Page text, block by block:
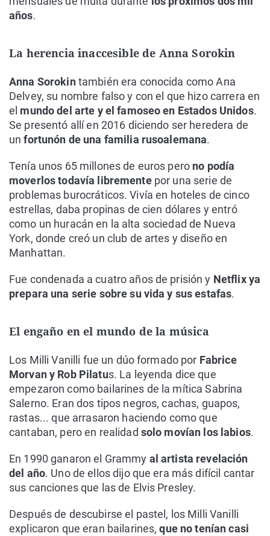
años.
La herencia inaccesible de Anna Sorokin
Anna Sorokintambién era conocida como Ana
Delvey, su nombre falso y con el que hizo carrera en
el mundo del arte y el famoseo en Estados Unidos.
Se presentó allí en 2016 diciendo ser heredera de
unfortunón de una familia rusoalemana.
Tenía unos 65 millones de euros pero no podía
moverlos todavía libremente por una serie de
problemas burocráticos. Vivía en hoteles de cinco
estrellas, daba propinas de cien dólares y entró
como un huracán en la alta sociedad de Nueva
York, donde creó un club de artes y diseño en
Manhattan.
Fue condenada a cuatro años de prisión y Netflix ya
prepara una serie sobre su vida y sus estafas.
El engaño en el mundo de la música
Los Milli Vanilli fue un dúo formado por Fabrice
Morvan y Rob Pilatus. La leyenda dice que
empezaron como bailarines de la mítica Sabrina
Salerno. Eran dos tipos negros, cachas, guapos,
rastas... que arrasaron haciendo como que
cantaban, pero en realidad solo movían los labios.
En 1990 ganaron el Grammy al artista revelación
del año. Uno de ellos dijo que era más difícil cantar
sus canciones que las de Elvis Presley.
Después de descubirse el pastel, los Milli Vanilli
explicaron que eran bailarines,que no tenían casi